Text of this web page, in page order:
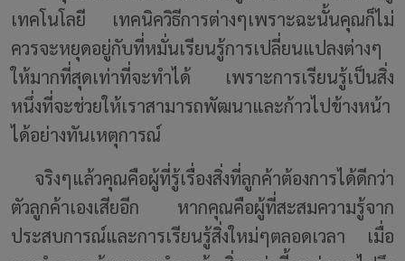
เทคโนโลยี เทคนิควิธีการต่างๆเพราะฉะนั้นคุณก็ไม่
ควรจะหยุดอยู่กับที่หมั่นเรียนรู้การเปลี่ยนแปลงต่างๆ
ให้มากที่สุดเท่าที่จะทำได้ เพราะการเรียนรู้เป็นสิ่ง
หนึ่งที่จะช่วยให้เราสามารถพัฒนาและก้าวไปข้างหน้า
ได้อย่างทันเหตุการณ์
จริงๆแล้วคุณคือผู้ที่รู้เรื่องสิ่งที่ลูกค้าต้องการได้ดีกว่า
ตัวลูกค้าเองเสียอีก หากคุณคือผู้ที่สะสมความรู้จาก
ประสบการณ์และการเรียนรู้สิ่งใหม่ๆตลอดเวลา เมื่อ